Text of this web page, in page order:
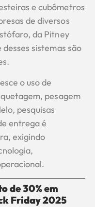
e cubômetros
de diversos
da Pitney
sistemas são
o uso de
pesagem
pesquisas
entrega é
exigindo
de 30% em
Friday 2025